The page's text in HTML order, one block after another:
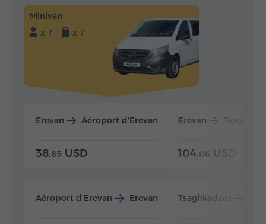
Minivan
x 7
x 7
Erevan Aéroport d'Erevan
38.85 USD
Aéroport d'Erevan Erevan
Erevan
104.06 USD
Tsaghkadzor